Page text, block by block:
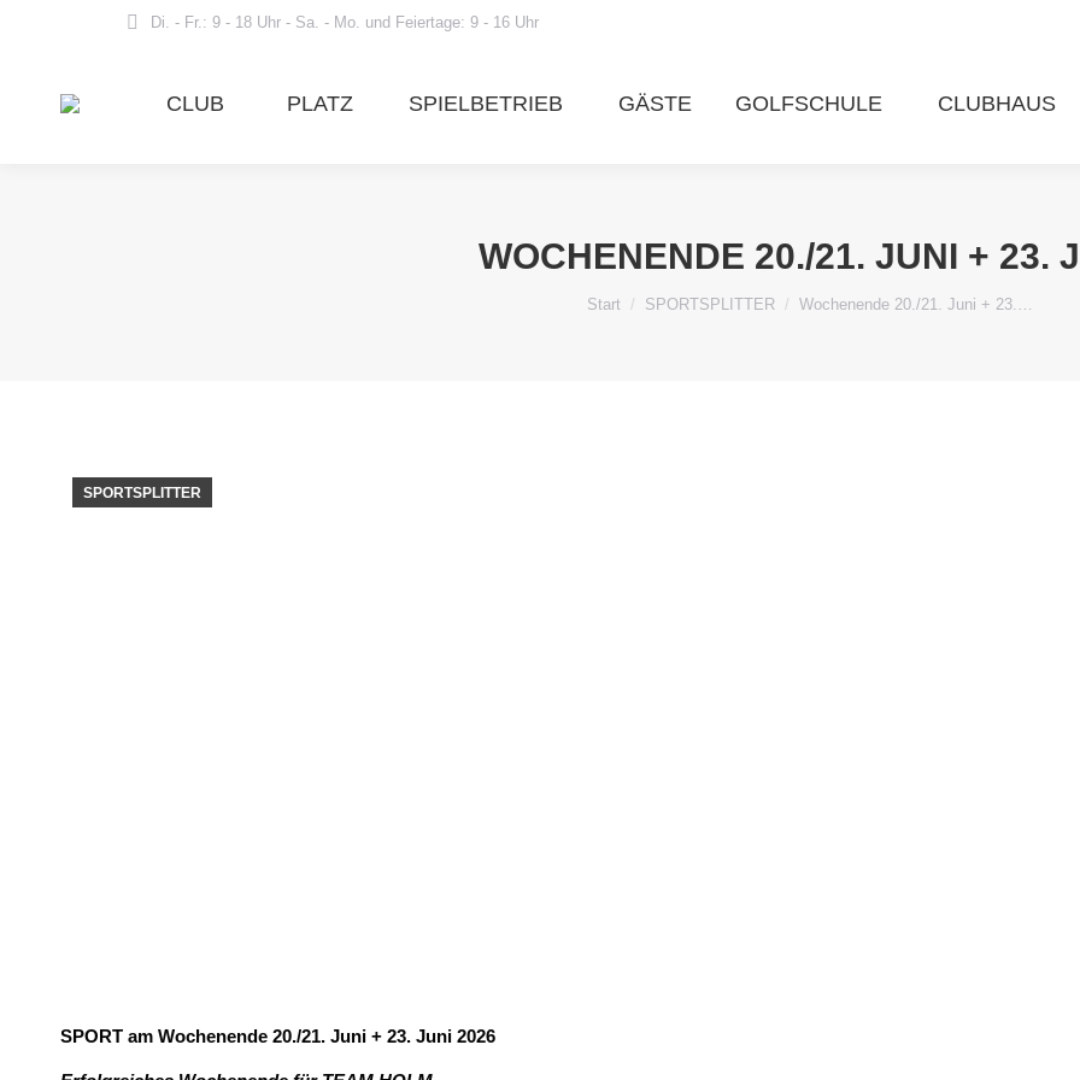
Di. - Fr.: 9 - 18 Uhr - Sa. - Mo. und Feiertage: 9 - 16 Uhr
CLUB PLATZ SPIELBETRIEB GÄSTE GOLFSCHULE CLUBHAUS
WOCHENENDE 20./21. JUNI + 23.
Sie befinden sich hier:
Start SPORTSPLITTER Wochenende 20./21. Juni + 23.…
SPORTSPLITTER
SPORT am Wochenende 20./21. Juni + 23. Juni 2026